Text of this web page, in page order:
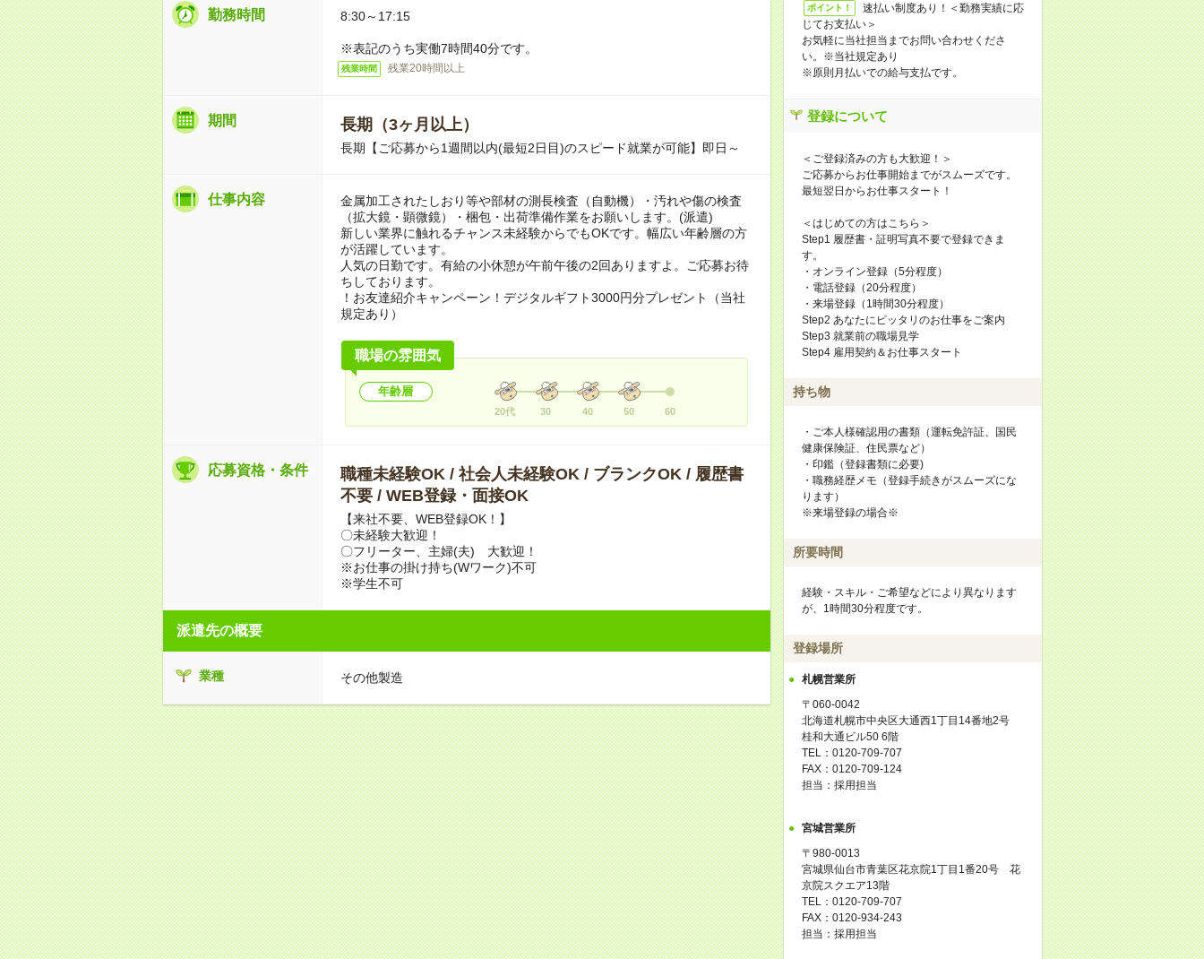
勤務時間 8:30～17:15
※表記のうち実働7時間40分です。
残業時間 残業20時間以上
期間 長期（3ヶ月以上）
長期【ご応募から1週間以内(最短2日目)のスピード就業が可能】即日～
仕事内容
金属加工されたしおり等や部材の測長検査（自動機）・汚れや傷の検査
（拡大鏡・顕微鏡）・梱包・出荷準備作業をお願いします。(派遣)
新しい業界に触れるチャンス未経験からでもOKです。幅広い年齢層の方
が活躍しています。
人気の日勤です。有給の小休憩が午前午後の2回ありますよ。ご応募お待
ちしております。
！お友達紹介キャンペーン！デジタルギフト3000円分プレゼント（当社
規定あり）
職場の雰囲気
年齢層
20代 30 40 50 60
応募資格・条件
職種未経験OK / 社会人未経験OK / ブランクOK / 履歴書
不要 / WEB登録・面接OK
【来社不要、WEB登録OK！】
〇未経験大歓迎！
〇フリーター、主婦(夫) 大歓迎！
※お仕事の掛け持ち(Wワーク)不可
※学生不可
派遣先の概要
業種 その他製造
ポイント！
速払い制度あり！＜勤務実績に応
じてお支払い＞
お気軽に当社担当までお問い合わせくださ
い。※当社規定あり
※原則月払いでの給与支払です。
登録について
＜ご登録済みの方も大歓迎！＞
ご応募からお仕事開始までがスムーズです。
最短翌日からお仕事スタート！
＜はじめての方はこちら＞
Step1 履歴書・証明写真不要で登録できま
す。
・オンライン登録（5分程度）
・電話登録（20分程度）
・来場登録（1時間30分程度）
Step2 あなたにピッタリのお仕事をご案内
Step3 就業前の職場見学
Step4 雇用契約＆お仕事スタート
持ち物
・ご本人様確認用の書類（運転免許証、国民
健康保険証、住民票など）
・印鑑（登録書類に必要)
・職務経歴メモ（登録手続きがスムーズにな
ります）
※来場登録の場合※
所要時間
経験・スキル・ご希望などにより異なります
が、1時間30分程度です。
登録場所
札幌営業所
〒060-0042
北海道札幌市中央区大通西1丁目14番地2号
桂和大通ビル50 6階
TEL：0120-709-707
FAX：0120-709-124
担当：採用担当
宮城営業所
〒980-0013
宮城県仙台市青葉区花京院1丁目1番20号 花
京院スクエア13階
TEL：0120-709-707
FAX：0120-934-243
担当：採用担当